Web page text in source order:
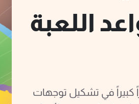
اللعبة
كبيراً في تشكيل توجهات